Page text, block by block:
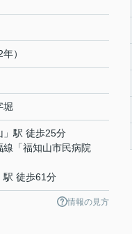
）
堀
」駅 徒歩25分
線 「福知山市民病院
駅 徒歩61分
情報の見方